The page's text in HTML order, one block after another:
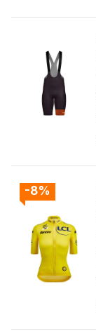
-8%